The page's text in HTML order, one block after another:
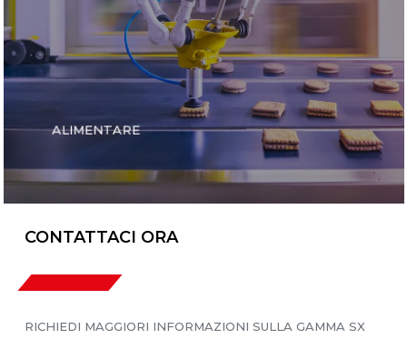
ALIMENTARE
CONTATTACI ORA
RICHIEDI MAGGIORI INFORMAZIONI SULLA GAMMA SX